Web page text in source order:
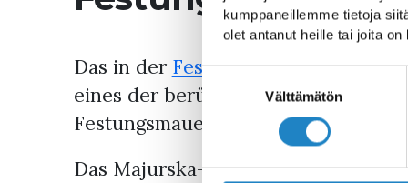
kumppaneillemme tietoja
olet antanut heille tai joita
Suostumuksen
valinta
Välttämätön
Das in der Festung von
eines der berühmtesten Cafés in
Festungsmauern und üppigen
Das Majurska-Haus wurde Mitte